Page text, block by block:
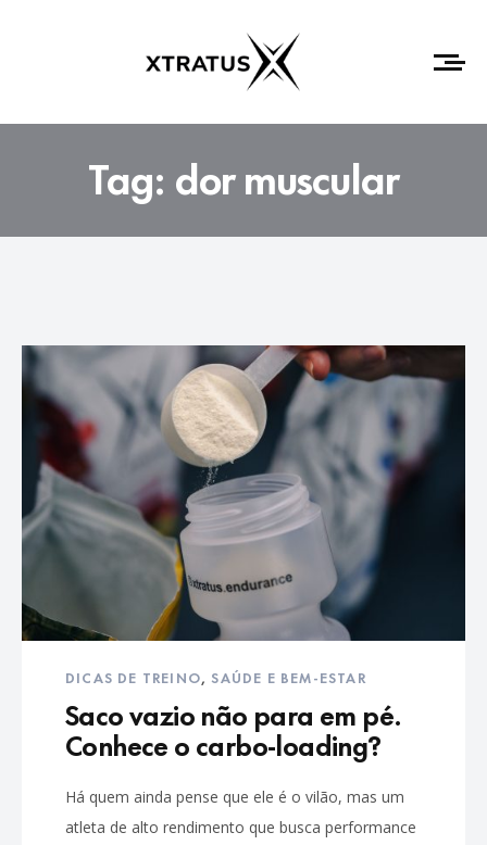
Tag: dor muscular
DICAS DE TREINO, SAÚDE E BEM-ESTAR
Saco vazio não para em pé.
Conhece o carbo-loading?
Há quem ainda pense que ele é o vilão, mas um
atleta de alto rendimento que busca performance